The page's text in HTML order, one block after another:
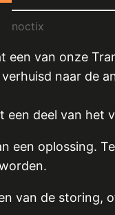
noctix
een van onze
naar de
een deel van het
een oplossing.
van de storing,